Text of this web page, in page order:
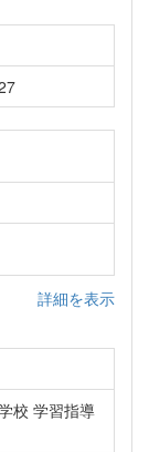
詳細を表示
校 学習指導